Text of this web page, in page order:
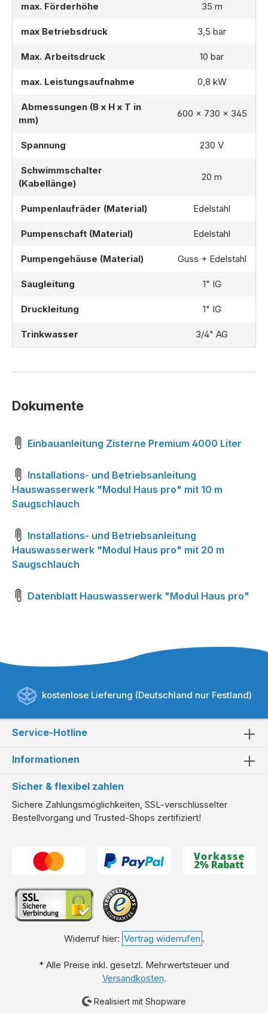
max. Förderhöhe 35 m
max Betriebsdruck 3,5 bar
Max. Arbeitsdruck 10 bar
max. Leistungsaufnahme 0,8 kW
Abmessungen (B x H x T in
mm)
600 x 730 x 345
Spannung 230 V
Schwimmschalter
(Kabellänge)
20 m
Pumpenlaufräder (Material) Edelstahl
Pumpenschaft (Material) Edelstahl
Pumpengehäuse (Material) Guss + Edelstahl
Saugleitung 1" IG
Druckleitung 1" IG
Trinkwasser 3/4" AG
Dokumente
Einbauanleitung Zisterne Premium 4000 Liter
Installations- und Betriebsanleitung
Hauswasserwerk "Modul Haus pro" mit 10 m
Saugschlauch
Installations- und Betriebsanleitung
Hauswasserwerk "Modul Haus pro" mit 20 m
Saugschlauch
Datenblatt Hauswasserwerk "Modul Haus pro"
kostenlose Lieferung (Deutschland nur Festland)
Service-Hotline
Informationen
Sicher & flexibel zahlen
Sichere Zahlungsmöglichkeiten, SSL-verschlüsselter
Bestellvorgang und Trusted-Shops zertifiziert!
Widerruf hier: Vertrag widerrufen .
* Alle Preise inkl. gesetzl. Mehrwertsteuer und
Versandkosten.
Realisiert mit Shopware